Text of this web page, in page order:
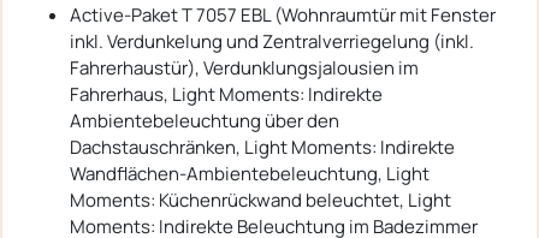
Active-Paket T 7057 EBL (Wohnraumtür mit Fenster
inkl. Verdunkelung und Zentralverriegelung (inkl.
Fahrerhaustür), Verdunklungsjalousien im
Fahrerhaus, Light Moments: Indirekte
Ambientebeleuchtung über den
Dachstauschränken, Light Moments: Indirekte
Wandflächen-Ambientebeleuchtung, Light
Moments: Küchenrückwand beleuchtet, Light
Moments: Indirekte Beleuchtung im Badezimmer